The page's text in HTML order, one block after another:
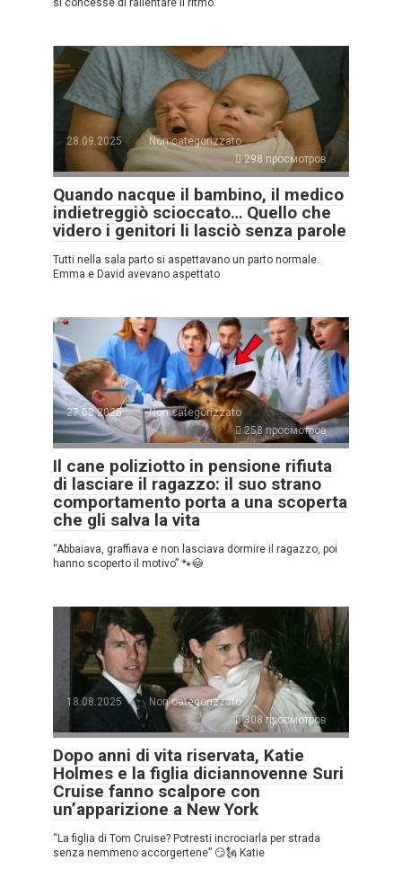
si concesse di rallentare il ritmo.
28.09.2025
Non categorizzato
298 просмотров
Quando nacque il bambino, il medico
indietreggiò scioccato… Quello che
videro i genitori li lasciò senza parole
Tutti nella sala parto si aspettavano un parto normale.
Emma e David avevano aspettato
27.08.2025
Non categorizzato
258 просмотров
Il cane poliziotto in pensione rifiuta
di lasciare il ragazzo: il suo strano
comportamento porta a una scoperta
che gli salva la vita
“Abbaiava, graffiava e non lasciava dormire il ragazzo, poi
hanno scoperto il motivo” 🐾😳
18.08.2025
Non categorizzato
308 просмотров
Dopo anni di vita riservata, Katie
Holmes e la figlia diciannovenne Suri
Cruise fanno scalpore con
un’apparizione a New York
“La figlia di Tom Cruise? Potresti incrociarla per strada
senza nemmeno accorgertene” 😏🗽 Katie